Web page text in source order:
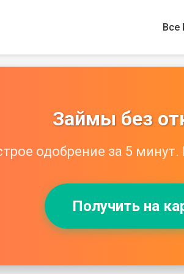
Займы без
одобрение за 5 минут.
Получить на